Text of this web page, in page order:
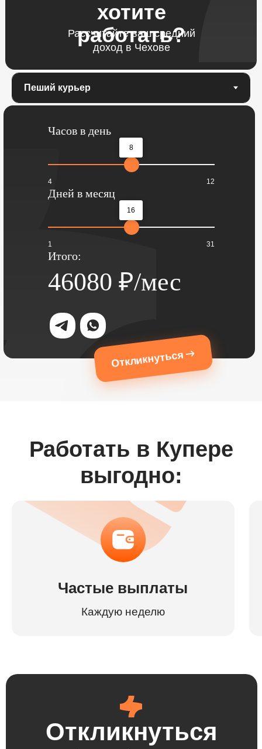
хотите
работать?
Рассчитайте ваш средний
доход в Чехове
Часов в день
8
4 12
Дней в месяц
16
1 31
Итого:
46080 ₽/мес
Откликнуться
Работать в Купере
выгодно:
Частые выплаты
Каждую неделю
Откликнуться